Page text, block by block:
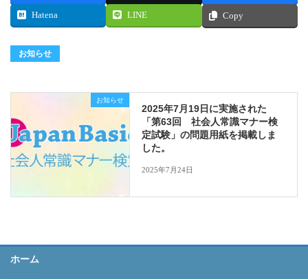
Hatena LINE Copy
お知らせ
お知らせ
2025年7月19日に実施された
「第63回 社会人常識マナー検
定試験」の問題用紙を掲載しま
した。
2025年7月24日
ホーム